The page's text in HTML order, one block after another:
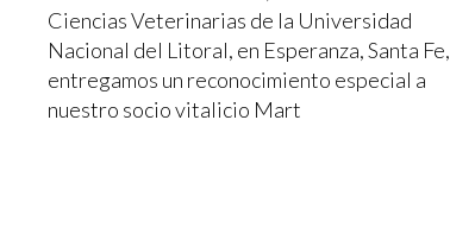
Ciencias Veterinarias de la Universidad
Nacional del Litoral, en Esperanza, Santa Fe,
entregamos un reconocimiento especial a
nuestro socio vitalicio Mart